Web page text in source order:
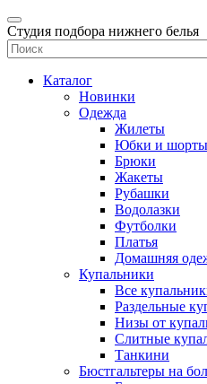
Студия подбора нижнего белья
Каталог
Новинки
Одежда
Жилеты
Юбки и шорты
Брюки
Жакеты
Рубашки
Водолазки
Футболки
Платья
Домашняя
Купальники
Все
Раздельные
Низы от
Слитные
Танкини
Бюстгальтеры на